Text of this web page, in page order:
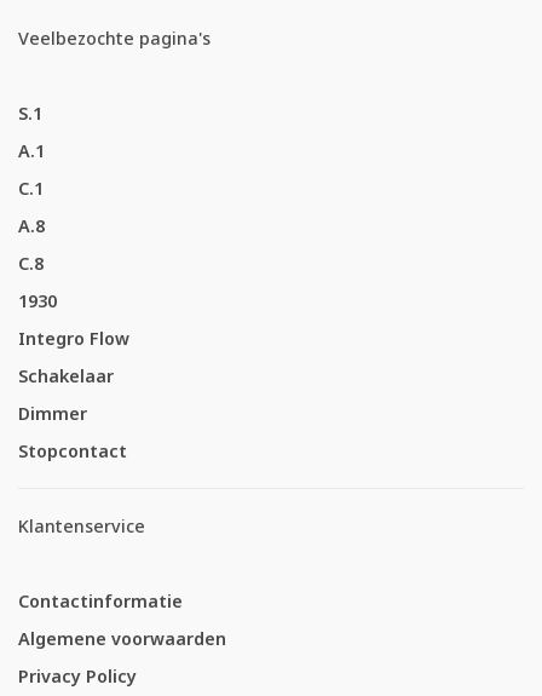
Veelbezochte pagina's
S.1
A.1
C.1
A.8
C.8
1930
Integro Flow
Schakelaar
Dimmer
Stopcontact
Klantenservice
Contactinformatie
Algemene voorwaarden
Privacy Policy